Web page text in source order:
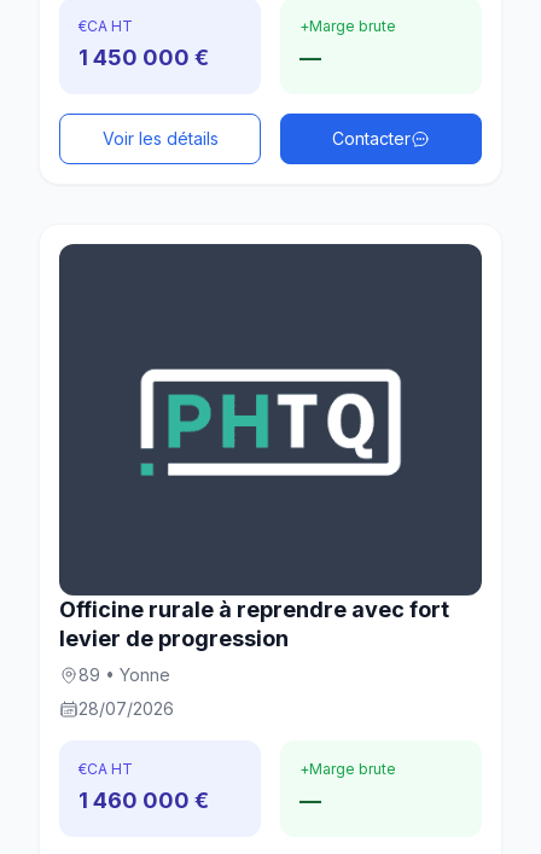
€CA HT
1 450 000 €
+Marge brute
—
Voir les détails Contacter
Officine rurale à reprendre avec fort
levier de progression
89 • Yonne
28/07/2026
€CA HT
1 460 000 €
+Marge brute
—